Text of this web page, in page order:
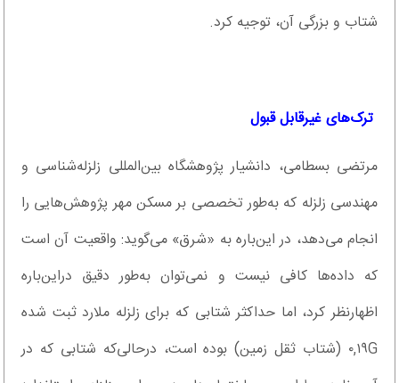
شتاب و بزرگی آن، توجیه کرد.
‌ ترک‌های غیرقابل قبول
مرتضی بسطامی، دانشیار پژوهشگاه بین‌المللی زلزله‌شناسی و
مهندسی زلزله که به‌طور تخصصی بر مسکن مهر پژوهش‌هایی را
انجام می‌دهد، در این‌باره به «شرق» می‌گوید: واقعیت آن است
که داده‌ها کافی نیست و نمی‌توان به‌طور دقیق دراین‌باره
اظهارنظر کرد، اما حداکثر شتابی که برای زلزله ملارد ثبت شده
٠,١٩G (شتاب ثقل زمین) بوده است، درحالی‌که شتابی که در